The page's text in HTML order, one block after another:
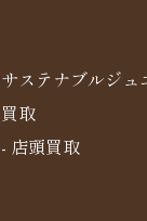
サステナブルジュ
買取
- 店頭買取